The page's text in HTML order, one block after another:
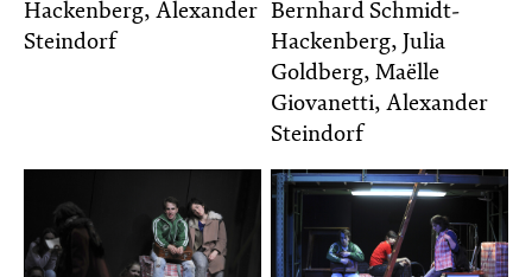
Hackenberg, Alexander
Steindorf
Bernhard Schmidt-
Hackenberg, Julia
Goldberg, Maëlle
Giovanetti, Alexander
Steindorf